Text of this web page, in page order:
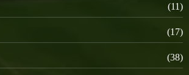
(11)
(17)
(38)